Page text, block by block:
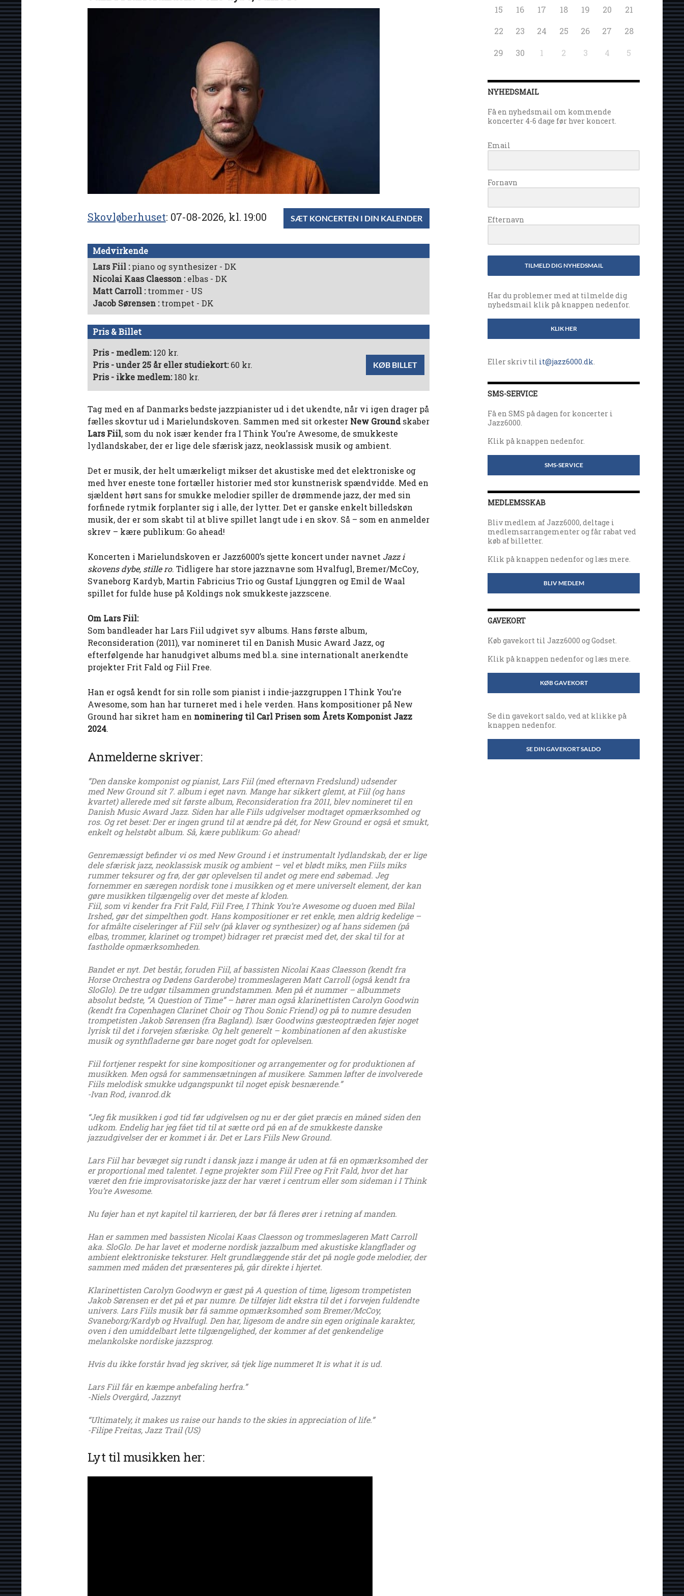
Skovløberhuset 07-08-2026, kl. 19:00 SÆT KONCERTEN I DIN KALENDER
Medvirkende
Lars Fiil piano og synthesizer - DK
Nicolai Kaas Claesson elbas - DK
Matt Carroll trommer - US
Jacob Sørensen trompet - DK
Pris & Billet
Pris - medlem:120 kr.
Pris - under 25 år eller studiekort:60 kr.
Pris - ikke medlem:180 kr.
KØB BILLET
Tag med en af Danmarks bedste jazzpianister ud i det ukendte, når vi igen drager på
fælles skovtur ud i Marielundskoven. Sammen med sit orkester New Groundskaber
Lars Fiil, som du nok især kender fra I Think You’re Awesome, de smukkeste
lydlandskaber, der er lige dele sfærisk jazz, neoklassisk musik og ambient.
Det er musik, der helt umærkeligt mikser det akustiske med det elektroniske og
med hver eneste tone fortæller historier med stor kunstnerisk spændvidde. Med en
sjældent hørt sans for smukke melodier spiller de drømmende jazz, der med sin
forfinede rytmik forplanter sig i alle, der lytter. Det er ganske enkelt billedskøn
musik, der er som skabt til at blive spillet langt ude i en skov. Så – som en anmelder
skrev – kære publikum: Go ahead!
Koncerten i Marielundskoven er Jazz6000’s sjette koncert under navnet Jazz i
skovens dybe, stille ro. Tidligere har store jazznavne som Hvalfugl, Bremer/McCoy,
Svaneborg Kardyb, Martin Fabricius Trio og Gustaf Ljunggren og Emil de Waal
spillet for fulde huse på Koldings nok smukkeste jazzscene.
Om Lars Fiil:
Som bandleader har Lars Fiil udgivet syv albums. Hans første album,
Reconsideration (2011), var nomineret til en Danish Music Award Jazz, og
efterfølgende har hanudgivet albums med bl.a. sine internationalt anerkendte
projekter Frit Fald og Fiil Free.
Han er også kendt for sin rolle som pianist i indie-jazzgruppen I Think You’re
Awesome, som han har turneret med i hele verden. Hans kompositioner på New
Ground har sikret ham en nominering til Carl Prisen som Årets Komponist Jazz
2024.
Anmelderne skriver:
”Den danske komponist og pianist, Lars Fiil (med efternavn Fredslund) udsender
med New Ground sit 7. album i eget navn. Mange har sikkert glemt, at Fiil (og hans
kvartet) allerede med sit første album, Reconsideration fra 2011, blev nomineret til en
Danish Music Award Jazz. Siden har alle Fiils udgivelser modtaget opmærksomhed og
ros. Og ret beset: Der er ingen grund til at ændre på dét, for New Ground er også et smukt,
enkelt og helstøbt album. Så, kære publikum: Go ahead!
Genremæssigt befinder vi os med New Ground i et instrumentalt lydlandskab, der er lige
dele sfærisk jazz, neoklassisk musik og ambient – vel et blødt miks, men Fiils miks
rummer teksurer og frø, der gør oplevelsen til andet og mere end søbemad. Jeg
fornemmer en særegen nordisk tone i musikken og et mere universelt element, der kan
gøre musikken tilgængelig over det meste af kloden.
Fiil, som vi kender fra Frit Fald, Fiil Free, I Think You’re Awesome og duoen med Bilal
Irshed, gør det simpelthen godt. Hans kompositioner er ret enkle, men aldrig kedelige –
for afmålte ciseleringer af Fiil selv (på klaver og synthesizer) og af hans sidemen (på
elbas, trommer, klarinet og trompet) bidrager ret præcist med det, der skal til for at
fastholde opmærksomheden.
Bandet er nyt. Det består, foruden Fiil, af bassisten Nicolai Kaas Claesson (kendt fra
Horse Orchestra og Dødens Garderobe) trommeslageren Matt Carroll (også kendt fra
SloGlo). De tre udgør tilsammen grundstammen. Men på ét nummer – albummets
absolut bedste, ”A Question of Time” – hører man også klarinettisten Carolyn Goodwin
(kendt fra Copenhagen Clarinet Choir og Thou Sonic Friend) og på to numre desuden
trompetisten Jakob Sørensen (fra Bagland). Især Goodwins gæsteoptræden føjer noget
lyrisk til det i forvejen sfæriske. Og helt generelt – kombinationen af den akustiske
musik og synthfladerne gør bare noget godt for oplevelsen.
Fiil fortjener respekt for sine kompositioner og arrangementer og for produktionen af
musikken. Men også for sammensætningen af musikere. Sammen løfter de involverede
Fiils melodisk smukke udgangspunkt til noget episk besnærende.”
-Ivan Rod, ivanrod.dk
“Jeg fik musikken i god tid før udgivelsen og nu er der gået præcis en måned siden den
udkom. Endelig har jeg fået tid til at sætte ord på en af de smukkeste danske
jazzudgivelser der er kommet i år. Det er Lars Fiils New Ground.
Lars Fiil har bevæget sig rundt i dansk jazz i mange år uden at få en opmærksomhed der
er proportional med talentet. I egne projekter som Fiil Free og Frit Fald, hvor det har
været den frie improvisatoriske jazz der har været i centrum eller som sideman i I Think
You’re Awesome.
Nu føjer han et nyt kapitel til karrieren, der bør få fleres ører i retning af manden.
Han er sammen med bassisten Nicolai Kaas Claesson og trommeslageren Matt Carroll
aka. SloGlo. De har lavet et moderne nordisk jazzalbum med akustiske klangflader og
ambient elektroniske teksturer. Helt grundlæggende står det på nogle gode melodier, der
sammen med måden det præsenteres på, går direkte i hjertet.
Klarinettisten Carolyn Goodwyn er gæst på A question of time, ligesom trompetisten
Jakob Sørensen er det på et par numre. De tilføjer lidt ekstra til det i forvejen fuldendte
univers. Lars Fiils musik bør få samme opmærksomhed som Bremer/McCoy,
Svaneborg/Kardyb og Hvalfugl. Den har, ligesom de andre sin egen originale karakter,
oven i den umiddelbart lette tilgængelighed, der kommer af det genkendelige
melankolske nordiske jazzsprog.
Hvis du ikke forstår hvad jeg skriver, så tjek lige nummeret It is what it is ud.
Lars Fiil får en kæmpe anbefaling herfra.”
-Niels Overgård, Jazznyt
“Ultimately, it makes us raise our hands to the skies in appreciation of life.”
-Filipe Freitas, Jazz Trail (US)
Lyt til musikken her:
15 16 17 18 19 20 21
22 23 24 25 26 27 28
29 30 1 2 3 4 5
NYHEDSMAIL
Få en nyhedsmail om kommende
koncerter 4-6 dage før hver koncert.
Email
Fornavn
Efternavn
TILMELD DIG NYHEDSMAIL
Har du problemer med at tilmelde dig
nyhedsmail klik på knappen nedenfor.
KLIK HER
Eller skriv til it@jazz6000.dk.
SMS-SERVICE
Få en SMS på dagen for koncerter i
Jazz6000.
Klik på knappen nedenfor.
SMS-SERVICE
MEDLEMSSKAB
Bliv medlem af Jazz6000, deltage i
medlemsarrangementer og får rabat ved
køb af billetter.
Klik på knappen nedenfor og læs mere.
BLIV MEDLEM
GAVEKORT
Køb gavekort til Jazz6000 og Godset.
Klik på knappen nedenfor og læs mere.
KØB GAVEKORT
Se din gavekort saldo, ved at klikke på
knappen nedenfor.
SE DIN GAVEKORT SALDO